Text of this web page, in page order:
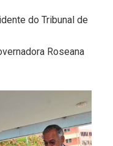
do Tribunal de
Roseana